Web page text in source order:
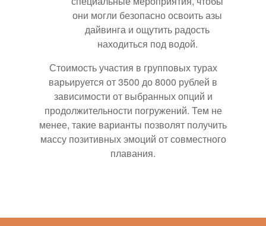
они могли безопасно освоить азы
дайвинга и ощутить радость
находиться под водой.
Стоимость участия в групповых турах
варьируется от 3500 до 8000 рублей в
зависимости от выбранных опций и
продолжительности погружений. Тем не
менее, такие варианты позволят получить
массу позитивных эмоций от совместного
плавания.